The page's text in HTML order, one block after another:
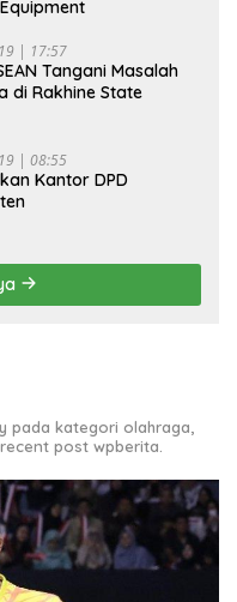
| 17:57
Tangani Masalah
di Rakhine State
| 08:55
Kantor DPD
pada kategori olahraga,
post wpberita.